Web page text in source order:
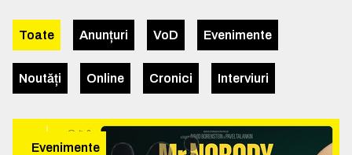
Toate Anunțuri VoD Evenimente
Noutăți Online Cronici Interviuri
Evenimente